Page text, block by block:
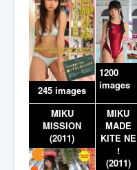
245 images
1200
images
MIKU
MISSION
(2011)
MIKU
MADE
KITE NE
!
(2011)